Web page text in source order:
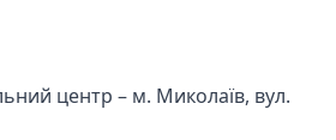
центр – м. Миколаїв, вул.